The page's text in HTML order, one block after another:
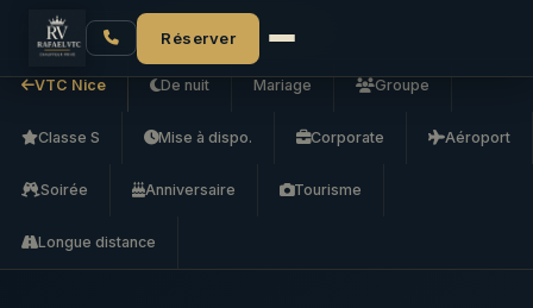
Réserver
Accueil VTC Nice Chauffeur Œnotourisme
VTC Nice De nuit Mariage Groupe
Classe S Mise à dispo. Corporate Aéroport
Soirée Anniversaire Tourisme
Longue distance